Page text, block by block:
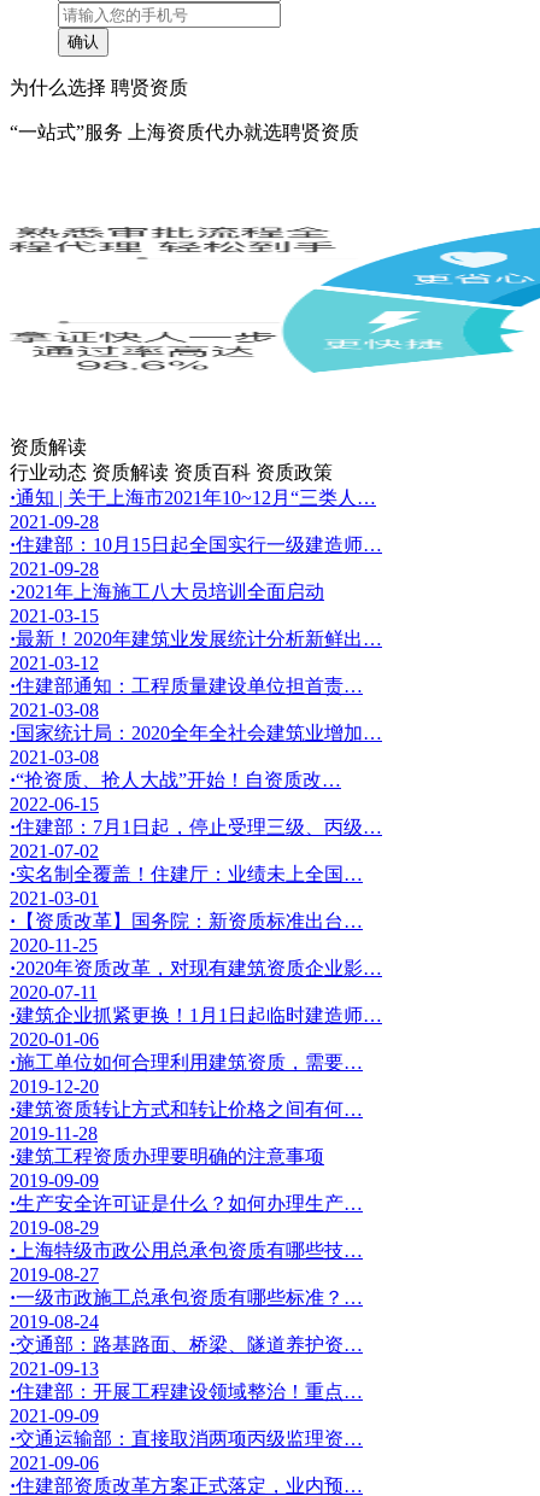
为什么选择 聘贤资质
“一站式”服务 上海资质代办就选聘贤资质
资质解读
行业动态 资质解读 资质百科 资质政策
·通知 | 关于上海市2021年10~12月“三类人…
2021-09-28
·住建部：10月15日起全国实行一级建造师…
2021-09-28
·2021年上海施工八大员培训全面启动
2021-03-15
·最新！2020年建筑业发展统计分析新鲜出…
2021-03-12
·住建部通知：工程质量建设单位担首责…
2021-03-08
·国家统计局：2020全年全社会建筑业增加…
2021-03-08
·“抢资质、抢人大战”开始！自资质改…
2022-06-15
·住建部：7月1日起，停止受理三级、丙级…
2021-07-02
·实名制全覆盖！住建厅：业绩未上全国…
2021-03-01
· 【资质改革】国务院：新资质标准出台…
2020-11-25
·2020年资质改革，对现有建筑资质企业影…
2020-07-11
·建筑企业抓紧更换！1月1日起临时建造师…
2020-01-06
·施工单位如何合理利用建筑资质，需要…
2019-12-20
·建筑资质转让方式和转让价格之间有何…
2019-11-28
·建筑工程资质办理要明确的注意事项
2019-09-09
·生产安全许可证是什么？如何办理生产…
2019-08-29
· 上海特级市政公用总承包资质有哪些技…
2019-08-27
·一级市政施工总承包资质有哪些标准？…
2019-08-24
·交通部：路基路面、桥梁、隧道养护资…
2021-09-13
·住建部：开展工程建设领域整治！重点…
2021-09-09
·交通运输部：直接取消两项丙级监理资…
2021-09-06
·住建部资质改革方案正式落定，业内预…